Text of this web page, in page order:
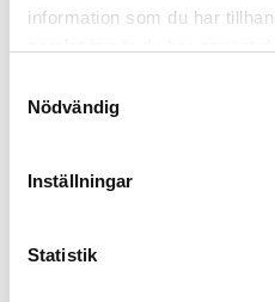
information som du har
Nödvändig
Inställningar
Statistik
Fri frakt på mindra varor vid